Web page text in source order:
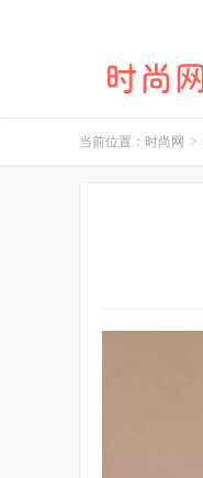
当前位置： 时尚网 >